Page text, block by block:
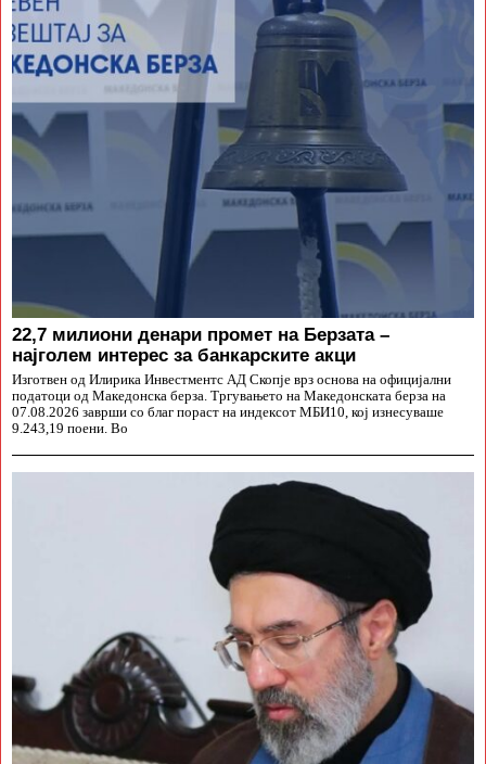
22,7 милиони денари промет на Берзата –
најголем интерес за банкарските акци
Изготвен од Илирика Инвестментс АД Скопје врз основа на официјални
податоци од Македонска берза. Тргувањето на Македонската берза на
07.08.2026 заврши со благ пораст на индексот МБИ10, кој изнесуваше
9.243,19 поени. Во